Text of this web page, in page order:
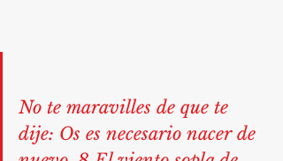
No te maravilles de que te
dije: Os es necesario nacer de